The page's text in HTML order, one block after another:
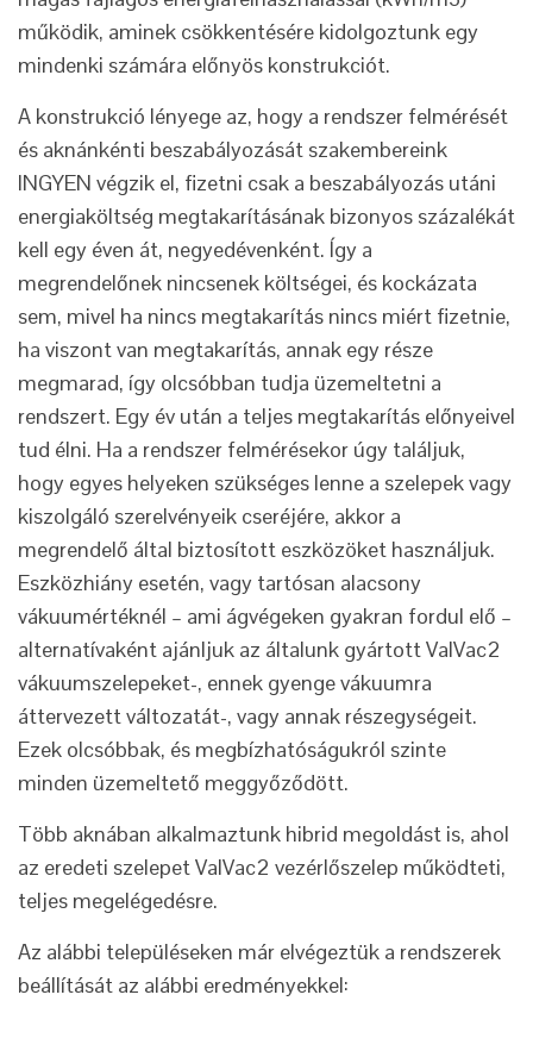
működik, aminek csökkentésére kidolgoztunk egy
mindenki számára előnyös konstrukciót.
A konstrukció lényege az, hogy a rendszer felmérését
és aknánkénti beszabályozását szakembereink
INGYEN végzik el, fizetni csak a beszabályozás utáni
energiaköltség megtakarításának bizonyos százalékát
kell egy éven át, negyedévenként. Így a
megrendelőnek nincsenek költségei, és kockázata
sem, mivel ha nincs megtakarítás nincs miért fizetnie,
ha viszont van megtakarítás, annak egy része
megmarad, így olcsóbban tudja üzemeltetni a
rendszert. Egy év után a teljes megtakarítás előnyeivel
tud élni. Ha a rendszer felmérésekor úgy találjuk,
hogy egyes helyeken szükséges lenne a szelepek vagy
kiszolgáló szerelvényeik cseréjére, akkor a
megrendelő által biztosított eszközöket használjuk.
Eszközhiány esetén, vagy tartósan alacsony
vákuumértéknél – ami ágvégeken gyakran fordul elő –
alternatívaként ajánljuk az általunk gyártott ValVac2
vákuumszelepeket-, ennek gyenge vákuumra
áttervezett változatát-, vagy annak részegységeit.
Ezek olcsóbbak, és megbízhatóságukról szinte
minden üzemeltető meggyőződött.
Több aknában alkalmaztunk hibrid megoldást is, ahol
az eredeti szelepet ValVac2 vezérlőszelep működteti,
teljes megelégedésre.
Az alábbi településeken már elvégeztük a rendszerek
beállítását az alábbi eredményekkel: